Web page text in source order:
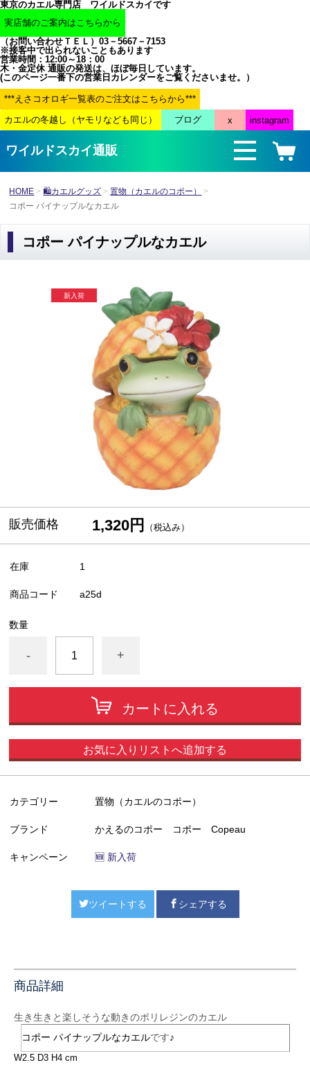
東京のカエル専門店 ワイルドスカイです
（お問い合わせＴＥＬ）03－5667－7153
※接客中で出られないこともあります
営業時間：12:00～18：00
木・金定休 通販の発送は、ほぼ毎日しています。
(このページ一番下の営業日カレンダーをご覧くださいませ。）
ワイルドスカイ通販
HOME 🛍カエルグッズ
置物（カエルのコポー）
コポー パイナップルなカエル
コポー パイナップルなカエル
販売価格 1,320円 （税込み）
在庫 1
商品コード a25d
数量
- +
カートに入れる
お気に入りリストへ追加する
カテゴリー 置物（カエルのコポー）
ブランド かえるのコポー コポー Copeau
キャンペーン 🆕 新入荷
ツイートする シェアする
商品詳細
生き生きと楽しそうな動きのポリレジンのカエル
コポー パイナップルなカエルです♪
W2.5 D3 H4 cm